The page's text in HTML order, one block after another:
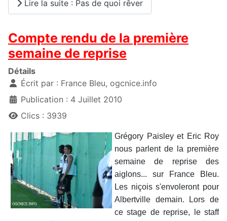
Lire la suite : Pas de quoi rêver
Compte rendu de la première
semaine de reprise
Détails
Écrit par : France Bleu, ogcnice.info
Publication : 4 Juillet 2010
Clics : 3939
Grégory Paisley et Eric Roy
nous parlent de la première
semaine de reprise des
aiglons... sur France Bleu.
Les niçois s'envoleront pour
Albertville demain. Lors de
ce stage de reprise, le staff